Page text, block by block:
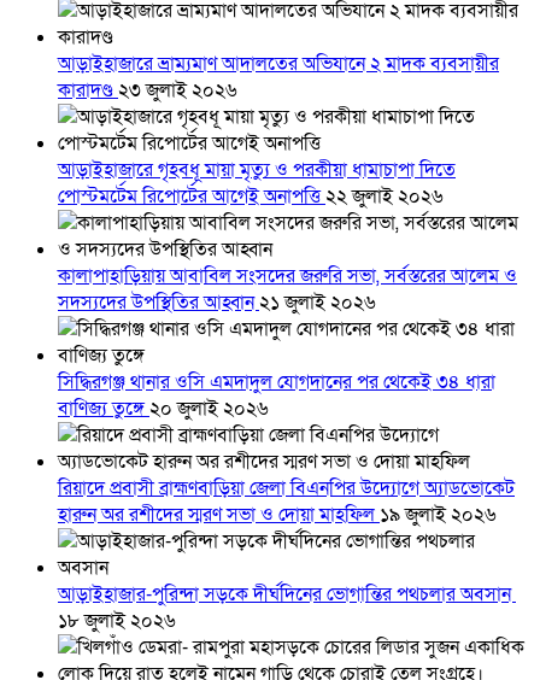
আড়াইহাজারে ভ্রাম্যমাণ আদালতের অভিযানে ২ মাদক ব্যবসায়ীর
কারাদণ্ড২৩ জুলাই ২০২৬
আড়াইহাজারে গৃহবধূ মায়া মৃত্যু ও পরকীয়া ধামাচাপা দিতে
পোস্টমর্টেম রিপোর্টের আগেই অনাপত্তি২২ জুলাই ২০২৬
কালাপাহাড়িয়ায় আবাবিল সংসদের জরুরি সভা, সর্বস্তরের আলেম ও
সদস্যদের উপস্থিতির আহ্বান২১ জুলাই ২০২৬
সিদ্ধিরগঞ্জ থানার ওসি এমদাদুল যোগদানের পর থেকেই ৩৪ ধারা
বাণিজ্য তুঙ্গে২০ জুলাই ২০২৬
রিয়াদে প্রবাসী ব্রাহ্মণবাড়িয়া জেলা বিএনপির উদ্যোগে অ্যাডভোকেট
হারুন অর রশীদের স্মরণ সভা ও দোয়া মাহফিল ১৯ জুলাই ২০২৬
আড়াইহাজার-পুরিন্দা সড়কে দীর্ঘদিনের ভোগান্তির পথচলার অবসান
১৮ জুলাই ২০২৬